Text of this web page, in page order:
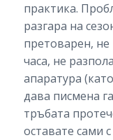
практика.
разгара на
претоварен, не
часа, не
апаратура
дава писмена
тръбата
оставате сами